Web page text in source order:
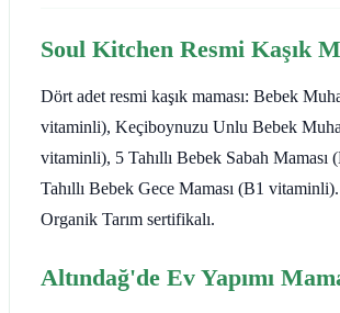
Soul Kitchen Resmi Kaşık
Dört adet resmi kaşık maması: Bebek
vitaminli), Keçiboynuzu Unlu Bebek
vitaminli), 5 Tahıllı Bebek Sabah
Tahıllı Bebek Gece Maması (B1
Organik Tarım sertifikalı.
Altındağ'de Ev Yapımı